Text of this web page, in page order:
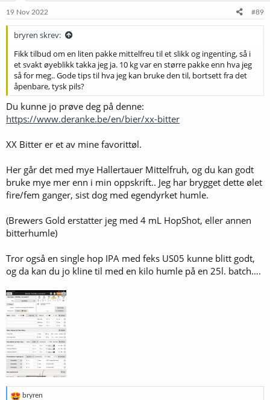
19 Nov 2022 #89
bryren skrev:
Fikk tilbud om en liten pakke mittelfreu til et slikk og ingenting, så i
et svakt øyeblikk takka jeg ja. 10 kg var en større pakke enn hva jeg
så for meg.. Gode tips til hva jeg kan bruke den til, bortsett fra det
åpenbare, tysk pils?
Du kunne jo prøve deg på denne:
https://www.deranke.be/en/bier/xx-bitter
XX Bitter er et av mine favorittøl.
Her går det med mye Hallertauer Mittelfruh, og du kan godt
bruke mye mer enn i min oppskrift.. Jeg har brygget dette ølet
fire/fem ganger, sist dog med egendyrket humle.
(Brewers Gold erstatter jeg med 4 mL HopShot, eller annen
bitterhumle)
Tror også en single hop IPA med feks US05 kunne blitt godt,
og da kan du jo kline til med en kilo humle på en 25l. batch….
Rbryren